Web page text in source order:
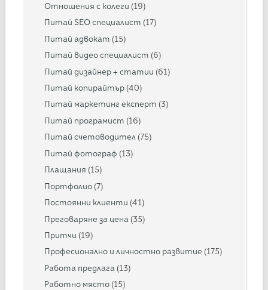
Отношения с колеги (19)
Питай SEO специалист (17)
Питай адвокат (15)
Питай видео специалист (6)
Питай дизайнер + статии (61)
Питай копирайтър (40)
Питай маркетинг експерт (3)
Питай програмист (16)
Питай счетоводител (75)
Питай фотограф (13)
Плащания (15)
Портфолио (7)
Постоянни клиенти (41)
Преговаряне за цена (35)
Притчи (19)
Професионално и личностно развитие (175)
Работа предлага (13)
Работно място (15)